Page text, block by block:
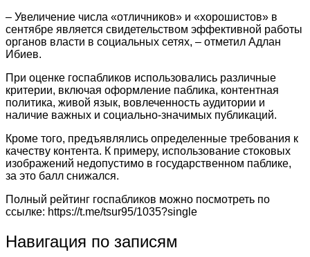
– Увеличение числа «отличников» и «хорошистов» в
сентябре является свидетельством эффективной работы
органов власти в социальных сетях, – отметил Адлан
Ибиев.
При оценке госпабликов использовались различные
критерии, включая оформление паблика, контентная
политика, живой язык, вовлеченность аудитории и
наличие важных и социально-значимых публикаций.
Кроме того, предъявлялись определенные требования к
качеству контента. К примеру, использование стоковых
изображений недопустимо в государственном паблике,
за это балл снижался.
Полный рейтинг госпабликов можно посмотреть по
ссылке: https://t.me/tsur95/1035?single
Навигация по записям